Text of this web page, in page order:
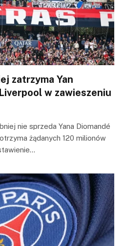
zatrzyma Yan
w zawieszeniu
nie sprzeda Yana Diomandé
żądanych 120 milionów